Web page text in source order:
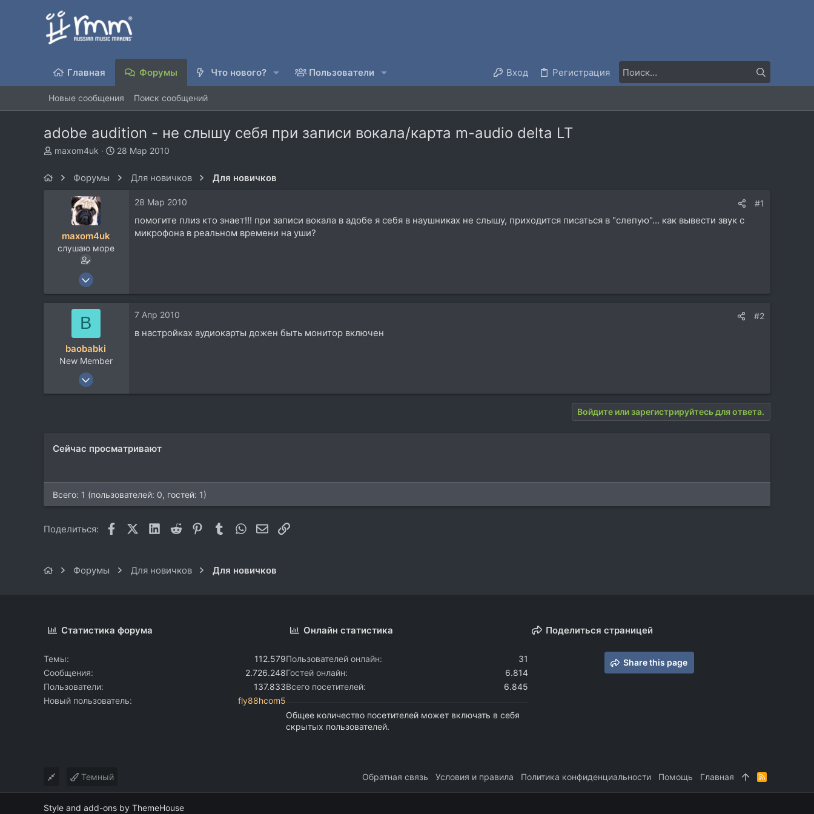
Главная Форумы Что нового? Пользователи Вход Регистрация
Новые сообщения Поиск сообщений
adobe audition - не слышу себя при записи вокала/карта m-audio delta LT
А
maxom4uk
Д
т
28 Мар 2010
Форумы Для новичков Для новичков
maxom4uk
слушаю море
26 Янв 2010
28 Мар 2010 #1
помогите плиз кто знает!!! при записи вокала в адобе я себя в наушниках не слышу, приходится писаться в "слепую"... как вывести звук с
микрофона в реальном времени на уши?
B
baobabki
New Member
13 Июл 2009
7 Апр 2010 #2
в настройках аудиокарты дожен быть монитор включен
Войдите или зарегистрируйтесь для ответа.
Сейчас просматривают
Всего: 1 (пользователей: 0, гостей: 1)
Поделиться: FacebookX (Twitter)
LinkedIn
Reddit Pinterest
TumblrWhatsAppЭлектронная почта
Ссылка
Форумы Для новичков Для новичков
Статистика форума
Темы
112.579
Сообщения
2.726.248
Пользователи
137.833
Новый пользователь
fly88hcom5
Онлайн статистика
Пользователей онлайн
31
Гостей онлайн
6.814
Всего посетителей
6.845
Общее количество посетителей может включать в себя
скрытых пользователей.
Поделиться страницей
Share this page
Темный Обратная связь Условия и правила Политика конфиденциальности Помощь Главная
R
S
Style and add-ons by ThemeHouse